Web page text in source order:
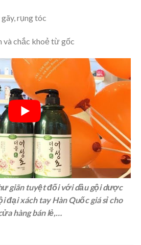
rụng tóc
và chắc khoẻ từ gốc
giãn tuyệt đối với dầu gội dược
đại xách tay Hàn Quốc giá sỉ cho
hàng bán lẻ,…